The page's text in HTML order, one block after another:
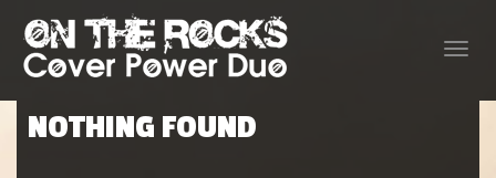
Toggle
NOTHING FOUND